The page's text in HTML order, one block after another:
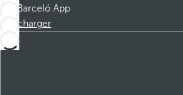
Barceló App
Télécharger